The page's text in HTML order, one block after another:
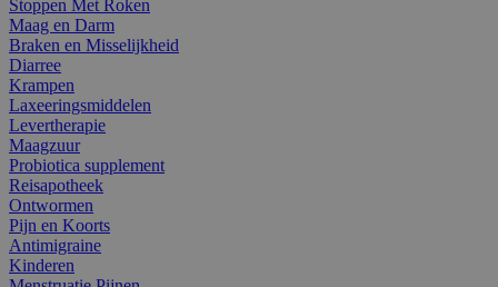
Stoppen Met Roken
Maag en Darm
Braken en Misselijkheid
Diarree
Krampen
Laxeeringsmiddelen
Levertherapie
Maagzuur
Probiotica supplement
Reisapotheek
Ontwormen
Pijn en Koorts
Antimigraine
Kinderen